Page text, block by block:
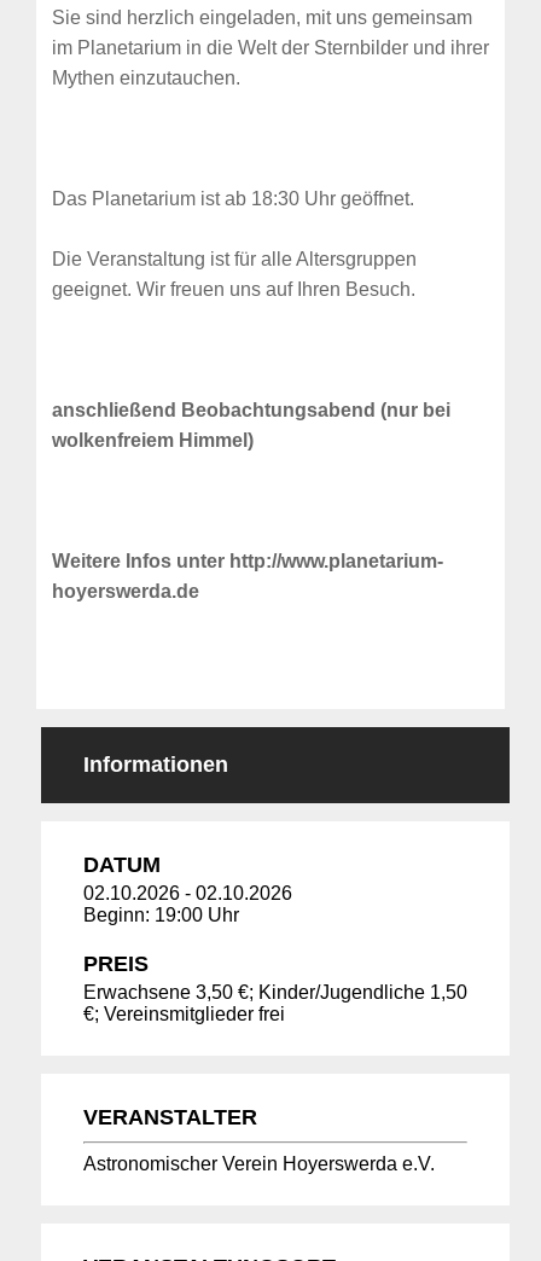
Sie sind herzlich eingeladen, mit uns gemeinsam
im Planetarium in die Welt der Sternbilder und ihrer
Mythen einzutauchen.
Das Planetarium ist ab 18:30 Uhr geöffnet.
Die Veranstaltung ist für alle Altersgruppen
geeignet. Wir freuen uns auf Ihren Besuch.
anschließend Beobachtungsabend (nur bei
wolkenfreiem Himmel)
Weitere Infos unter http://www.planetarium-
hoyerswerda.de
Informationen
DATUM
02.10.2026 - 02.10.2026
Beginn: 19:00 Uhr
PREIS
Erwachsene 3,50 €; Kinder/Jugendliche 1,50
€; Vereinsmitglieder frei
VERANSTALTER
Astronomischer Verein Hoyerswerda e.V.